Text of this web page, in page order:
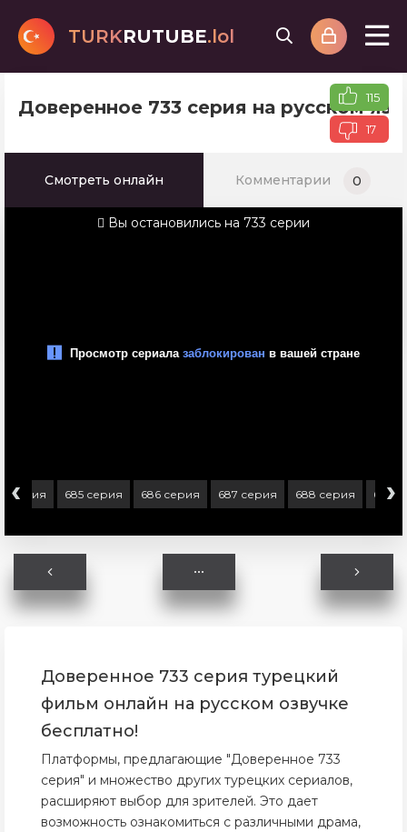
TURKRUTUBE.lol
Доверенное 733 серия на русском115
17
Смотреть онлайн Комментарии 0
Вы остановились на 733 серии
‹
серия 685 серия 686 серия 687 серия 688 серия 689
›
Доверенное 733 серия турецкий
фильм онлайн на русском озвучке
бесплатно!
Платформы, предлагающие "Доверенное 733
серия" и множество других турецких сериалов,
расширяют выбор для зрителей. Это дает
возможность ознакомиться с различными драма,